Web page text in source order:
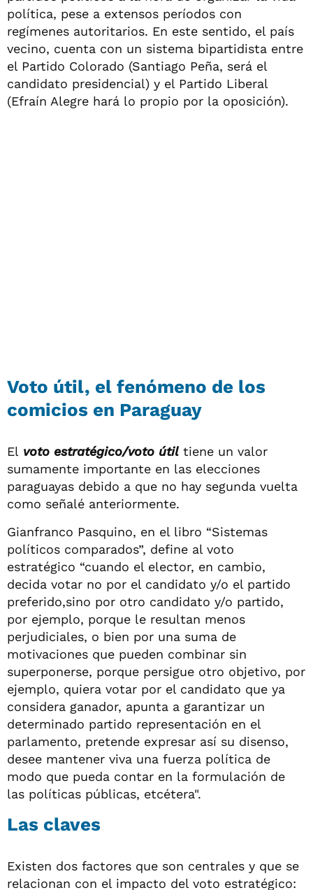
política, pese a extensos períodos con
regímenes autoritarios. En este sentido, el país
vecino, cuenta con un sistema bipartidista entre
el Partido Colorado (Santiago Peña, será el
candidato presidencial) y el Partido Liberal
(Efraín Alegre hará lo propio por la oposición).
Voto útil, el fenómeno de los
comicios en Paraguay
El voto estratégico/voto útil tiene un valor
sumamente importante en las elecciones
paraguayas debido a que no hay segunda vuelta
como señalé anteriormente.
Gianfranco Pasquino, en el libro “Sistemas
políticos comparados”, define al voto
estratégico “cuando el elector, en cambio,
decida votar no por el candidato y/o el partido
preferido,sino por otro candidato y/o partido,
por ejemplo, porque le resultan menos
perjudiciales, o bien por una suma de
motivaciones que pueden combinar sin
superponerse, porque persigue otro objetivo, por
ejemplo, quiera votar por el candidato que ya
considera ganador, apunta a garantizar un
determinado partido representación en el
parlamento, pretende expresar así su disenso,
desee mantener viva una fuerza política de
modo que pueda contar en la formulación de
las políticas públicas, etcétera".
Las claves
Existen dos factores que son centrales y que se
relacionan con el impacto del voto estratégico: